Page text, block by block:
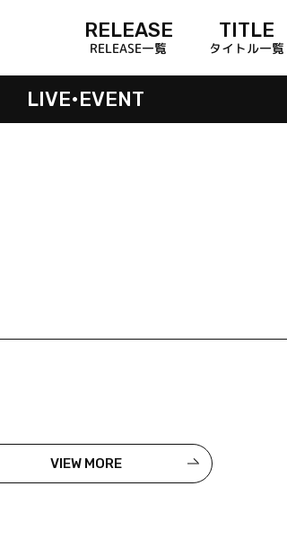
RELEASE
RELEASE一覧
TITLE
タイトル一覧
LIVE•EVENT
VIEW MORE